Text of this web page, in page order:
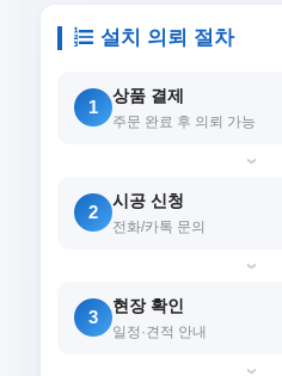
설치 의뢰 절차
1
상품 결제
주문 완료 후 의뢰 가능
›
2
시공 신청
전화/카톡 문의
›
3
현장 확인
일정·견적 안내
›